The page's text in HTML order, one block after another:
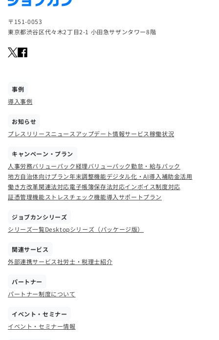
〒151-0053
東京都渋谷区代々木2丁目2-1 小田急サザンタワー8階
事例
導入事例
お知らせ
プレスリリースニュース アップデート情報サービス稼働状況
キャンペーン・プラン
人事労務バリューパック経理バリューパック勤怠・給与パック
地方自治体向けプラン年末調整機能デジタル化・AI導入補助金活用
働き方改革関連法対応電子帳簿保存法対応インボイス制度対応
証憑管理機能ストレスチェック機能導入サポートプラン
ジョブカンシリーズ
シリーズ一覧Desktopシリーズ（パッケージ版）
関連サービス
外部連携サービス社労士・税理士紹介
パートナー
パートナー制度について
イベント・セミナー
イベント・セミナー情報